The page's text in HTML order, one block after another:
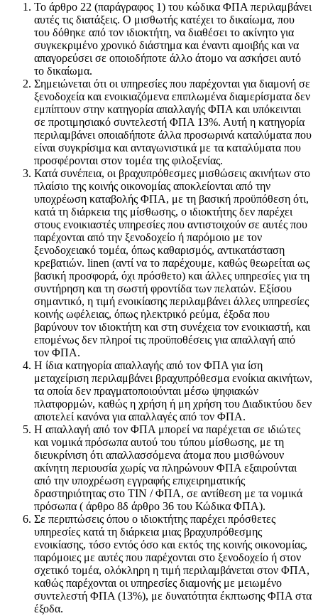
Το άρθρο 22 (παράγραφος 1) του κώδικα ΦΠΑ περιλαμβάνει
αυτές τις διατάξεις. Ο μισθωτής κατέχει το δικαίωμα, που
του δόθηκε από τον ιδιοκτήτη, να διαθέσει το ακίνητο για
συγκεκριμένο χρονικό διάστημα και έναντι αμοιβής και να
απαγορεύσει σε οποιοδήποτε άλλο άτομο να ασκήσει αυτό
το δικαίωμα.
Σημειώνεται ότι οι υπηρεσίες που παρέχονται για διαμονή σε
ξενοδοχεία και ενοικιαζόμενα επιπλωμένα διαμερίσματα δεν
εμπίπτουν στην κατηγορία απαλλαγής ΦΠΑ και υπόκεινται
σε προτιμησιακό συντελεστή ΦΠΑ 13%. Αυτή η κατηγορία
περιλαμβάνει οποιαδήποτε άλλα προσωρινά καταλύματα που
είναι συγκρίσιμα και ανταγωνιστικά με τα καταλύματα που
προσφέρονται στον τομέα της φιλοξενίας.
Κατά συνέπεια, οι βραχυπρόθεσμες μισθώσεις ακινήτων στο
πλαίσιο της κοινής οικονομίας αποκλείονται από την
υποχρέωση καταβολής ΦΠΑ, με τη βασική προϋπόθεση ότι,
κατά τη διάρκεια της μίσθωσης, ο ιδιοκτήτης δεν παρέχει
στους ενοικιαστές υπηρεσίες που αντιστοιχούν σε αυτές που
παρέχονται από την ξενοδοχείο ή παρόμοιο με τον
ξενοδοχειακό τομέα, όπως καθαρισμός, αντικατάσταση
κρεβατιών. linen (αντί να το παρέχουμε, καθώς θεωρείται ως
βασική προσφορά, όχι πρόσθετο) και άλλες υπηρεσίες για τη
συντήρηση και τη σωστή φροντίδα των πελατών. Εξίσου
σημαντικό, η τιμή ενοικίασης περιλαμβάνει άλλες υπηρεσίες
κοινής ωφέλειας, όπως ηλεκτρικό ρεύμα, έξοδα που
βαρύνουν τον ιδιοκτήτη και στη συνέχεια τον ενοικιαστή, και
επομένως δεν πληροί τις προϋποθέσεις για απαλλαγή από
τον ΦΠΑ.
Η ίδια κατηγορία απαλλαγής από τον ΦΠΑ για ίση
μεταχείριση περιλαμβάνει βραχυπρόθεσμα ενοίκια ακινήτων,
τα οποία δεν πραγματοποιούνται μέσω ψηφιακών
πλατφορμών, καθώς η χρήση ή μη χρήση του Διαδικτύου δεν
αποτελεί κανόνα για απαλλαγές από τον ΦΠΑ.
Η απαλλαγή από τον ΦΠΑ μπορεί να παρέχεται σε ιδιώτες
και νομικά πρόσωπα αυτού του τύπου μίσθωσης, με τη
διευκρίνιση ότι απαλλασσόμενα άτομα που μισθώνουν
ακίνητη περιουσία χωρίς να πληρώνουν ΦΠΑ εξαιρούνται
από την υποχρέωση εγγραφής επιχειρηματικής
δραστηριότητας στο TIN / ΦΠΑ, σε αντίθεση με τα νομικά
πρόσωπα ( άρθρο 8δ άρθρο 36 του Κώδικα ΦΠΑ).
Σε περιπτώσεις όπου ο ιδιοκτήτης παρέχει πρόσθετες
υπηρεσίες κατά τη διάρκεια μιας βραχυπρόθεσμης
ενοικίασης, τόσο εντός όσο και εκτός της κοινής οικονομίας,
παρόμοιες με αυτές που παρέχονται στο ξενοδοχείο ή στον
σχετικό τομέα, ολόκληρη η τιμή περιλαμβάνεται στον ΦΠΑ,
καθώς παρέχονται οι υπηρεσίες διαμονής με μειωμένο
συντελεστή ΦΠΑ (13%), με δυνατότητα έκπτωσης ΦΠΑ στα
έξοδα.